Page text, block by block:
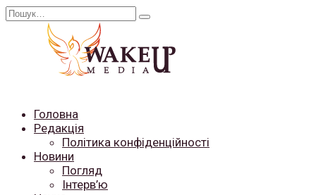
Перейти
Search
Головна
Редакція
Політика конфіденційності
Новини
Погляд
Інтерв’ю